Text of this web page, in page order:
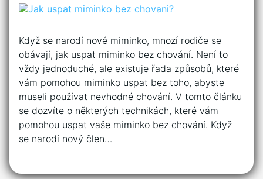
Když se narodí nové miminko, mnozí rodiče se
obávají, jak uspat miminko bez chování. Není to
vždy jednoduché, ale existuje řada způsobů, které
vám pomohou miminko uspat bez toho, abyste
museli používat nevhodné chování. V tomto článku
se dozvíte o některých technikách, které vám
pomohou uspat vaše miminko bez chování. Když
se narodí nový člen…